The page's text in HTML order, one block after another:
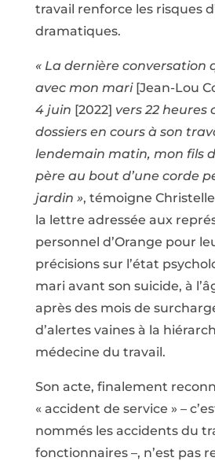
travail renforce les risques
dramatiques.
« La dernière conversation
avec mon mari [Jean-Lou
4 juin [2022] vers 22 heures
dossiers en cours à son
lendemain matin, mon fils
père au bout d’une corde
jardin », témoigne
la lettre adressée aux
personnel d’Orange pour
précisions sur l’état
mari avant son suicide, à
après des mois de
d’alertes vaines à la
médecine du travail.
Son acte, finalement
« accident de service » –
nommés les accidents du
fonctionnaires –, n’est pas